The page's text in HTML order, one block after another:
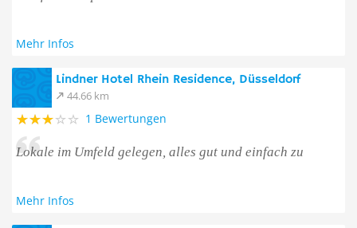
Mehr Infos
Lindner Hotel Rhein Residence, Düsseldorf
44.66 km
1 Bewertungen
Lokale im Umfeld gelegen, alles gut und einfach zu
Mehr Infos